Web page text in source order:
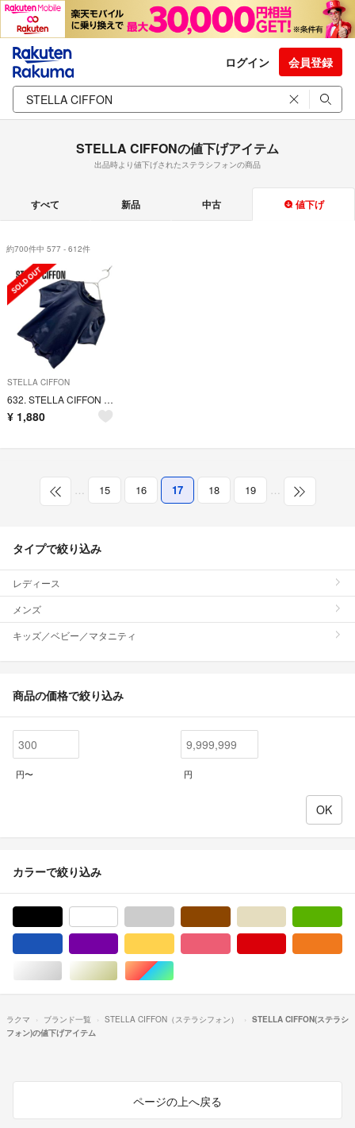
ログイン 会員登録
STELLA CIFFONの値下げアイテム
出品時より値下げされたステラシフォンの商品
すべて 新品 中古 値下げ
約700件中 577 - 612件
STELLA CIFFON
632. STELLA CIFFON デザイン カットソー
¥ 1,880
… 15 16 17 18 19 …
タイプで絞り込み
レディース
メンズ
キッズ／ベビー／マタニティ
商品の価格で絞り込み
円〜 円
カラーで絞り込み
シルバー/銀色系ゴールド/金色系マルチカラー
ラクマ ブランド一覧 STELLA CIFFON（ステラシフォン）
STELLA CIFFON(ステラシ
フォン)の値下げアイテム
ページの上へ戻る